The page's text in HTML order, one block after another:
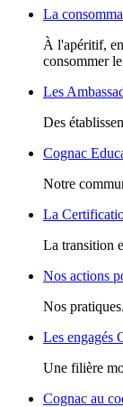
La
À l'apéritif,
consommer
Les
Des
Cognac
Notre
La
La transition
Nos actions
Nos pratiques.
Les engagés
Une filière
Cognac au